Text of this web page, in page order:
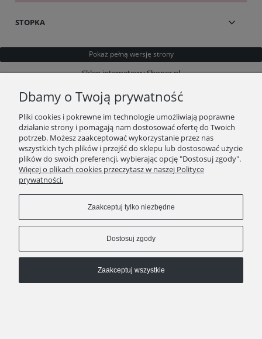
STOPKA
Pokaż pełną wersję strony
Sklep internetowy Shoper.pl
Dbamy o Twoją prywatność
Pliki cookies i pokrewne im technologie umożliwiają poprawne
działanie strony i pomagają nam dostosować ofertę do Twoich
potrzeb. Możesz zaakceptować wykorzystanie przez nas
wszystkich tych plików i przejść do sklepu lub dostosować użycie
plików do swoich preferencji, wybierając opcję "Dostosuj zgody".
Więcej o plikach cookies przeczytasz w naszej Polityce
prywatności.
Zaakceptuj tylko niezbędne
Dostosuj zgody
Zaakceptuj wszystkie